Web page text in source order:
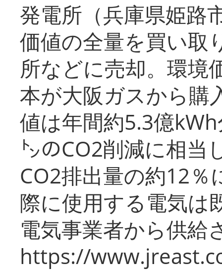
発電所（兵庫県姫路
価値の全量を買い取
所などに売却。環境
本が大阪ガスから購
値は年間約5.3億
㌧のCO2削減に相当
CO2排出量の約12％
際に使用する電気は
電気事業者から供給
https://